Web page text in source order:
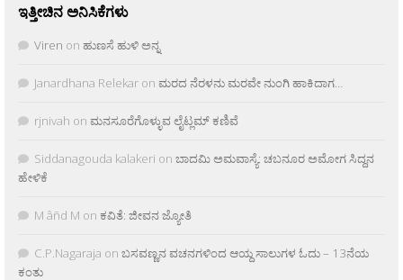
ಇತ್ತೀಚಿನ ಅನಿಸಿಕೆಗಳು
Viren on ಹುಣಸೆ ಹುಳಿ ಅನ್ನ
Janardhana Relekar on ಮರದ ನೆರಳನು ಮರವೇ ನುಂಗಿ ಹಾಕಿದಾಗ…
rjnivah on ಮನಸೂರೆಗೊಳ್ಳುವ ಲೈಟ್ಲಮ್ ಕಣಿವೆ
Siddanagouda kalakeri on ಬಾದಮಿ ಅಮವಾಸ್ಯೆ: ಚಬನೂರ ಅಮೋಗ ಸಿದ್ದನ
ಹೇಳಿಕೆ
M âñd M on ಕವಿತೆ: ಜೀವನ ಜ್ಯೋತಿ
C.P.Nagaraja on ಬಸವಣ್ಣನ ವಚನಗಳಿಂದ ಆಯ್ದ ಸಾಲುಗಳ ಓದು – 13ನೆಯ
ಕಂತು